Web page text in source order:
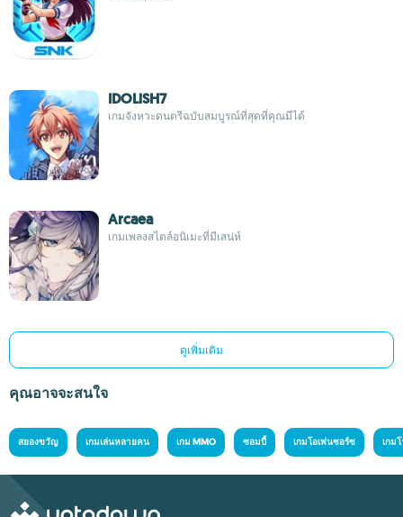
IDOLiSH7
เกมจังหวะดนตรีฉบับสมบูรณ์ที่สุดที่คุณมีได้
Arcaea
เกมเพลงสไตล์อนิเมะที่มีเสน่ห์
ดูเพิ่มเติม
คุณอาจจะสนใจ
สยองขวัญ เกมเล่นหลายคน เกม MMO ซอมบี้ เกมโอเพ่นซอร์ซ เกม